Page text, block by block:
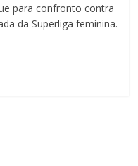
para confronto contra
da Superliga feminina.